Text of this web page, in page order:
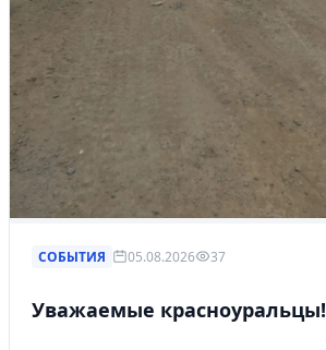
СОБЫТИЯ 05.08.2026 37
Уважаемые красноуральцы!